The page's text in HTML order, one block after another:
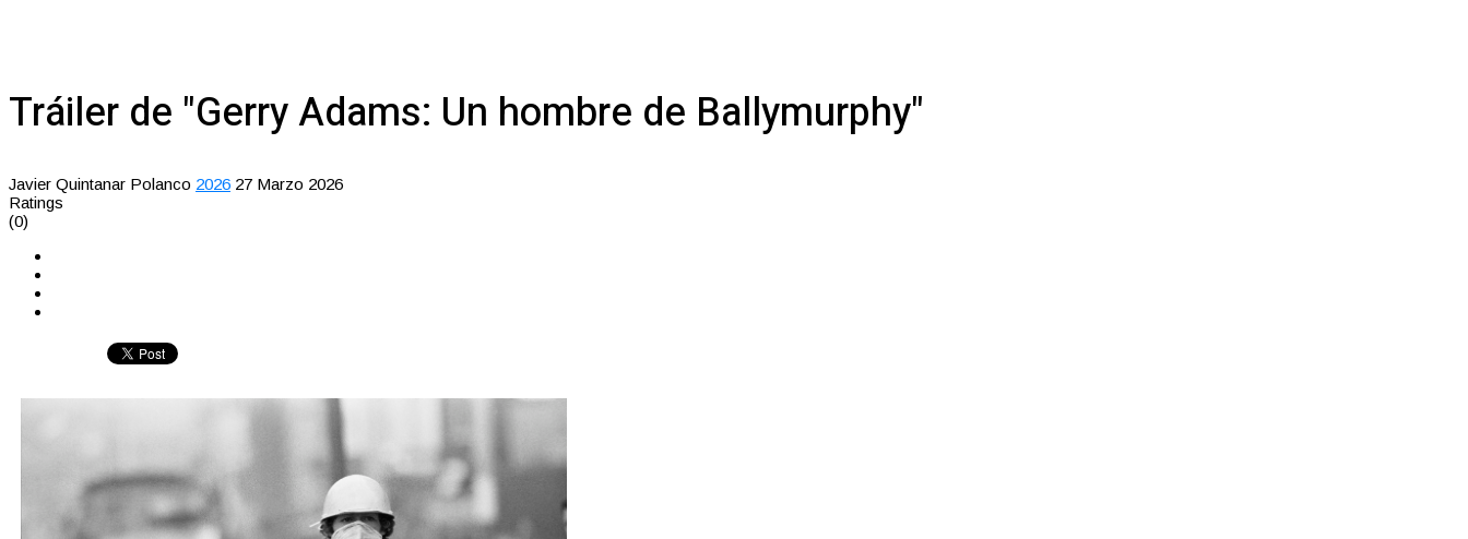
Tráiler de "Gerry Adams: Un hombre de Ballymurphy"
Javier Quintanar Polanco 2026 27 Marzo 2026
Ratings
(0)